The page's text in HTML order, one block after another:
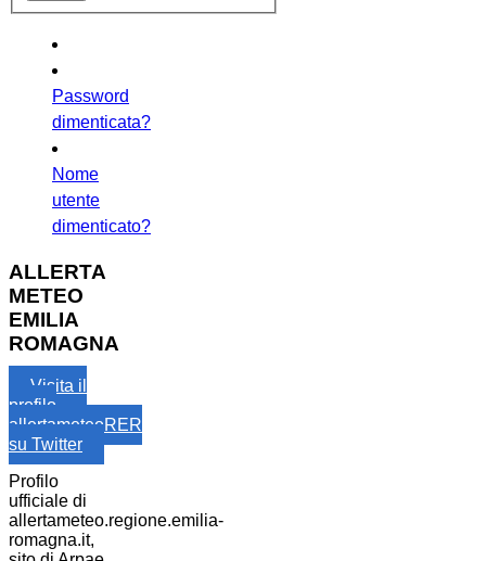
Password
dimenticata?
Nome
utente
dimenticato?
ALLERTA
METEO
EMILIA
ROMAGNA
Visita il
profilo
allertameteoRER
su Twitter
Profilo
ufficiale di
allertameteo.regione.emilia-
romagna.it,